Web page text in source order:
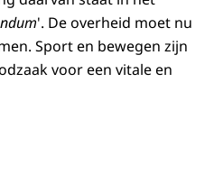
'. De overheid moet nu
Sport en bewegen zijn
voor een vitale en